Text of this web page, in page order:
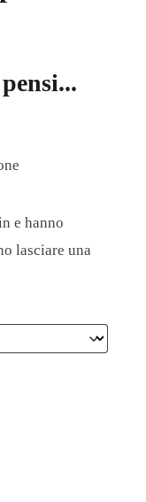
e hanno
lasciare una